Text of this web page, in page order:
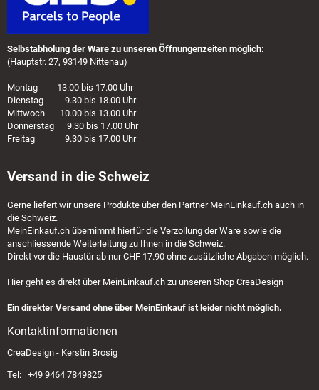
Selbstabholung der Ware zu unseren Öffnungenzeiten möglich:
(Hauptstr. 27, 93149 Nittenau)
Montag 13.00 bis 17.00 Uhr
Dienstag 9.30 bis 18.00 Uhr
Mittwoch 10.00 bis 13.00 Uhr
Donnerstag 9.30 bis 17.00 Uhr
Freitag 9.30 bis 17.00 Uhr
Versand in die Schweiz
Gerne liefert wir unsere Produkte über den Partner MeinEinkauf.ch auch in
die Schweiz.
MeinEinkauf.ch übernimmt hierfür die Verzollung der Ware sowie die
anschliessende Weiterleitung zu Ihnen in die Schweiz.
Direkt vor die Haustür ab nur CHF 17.90 ohne zusätzliche Abgaben möglich.
Hier geht es direkt über MeinEinkauf.ch zu unseren Shop CreaDesign
Ein direkter Versand ohne über MeinEinkauf ist leider nicht möglich.
Kontaktinformationen
CreaDesign - Kerstin Brosig
Tel: +49 9464 7849825